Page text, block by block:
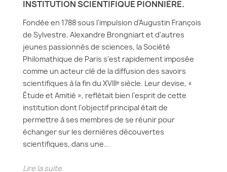
INSTITUTION SCIENTIFIQUE PIONNIÈRE.
Fondée en 1788 sous l'impulsion d'Augustin François
de Sylvestre, Alexandre Brongniart et d'autres
jeunes passionnés de sciences, la Société
Philomathique de Paris s'est rapidement imposée
comme un acteur clé de la diffusion des savoirs
scientifiques à la fin du XVIIIᵉ siècle. Leur devise, «
Étude et Amitié », reflétait bien l'esprit de cette
institution dont l'objectif principal était de
permettre à ses membres de se réunir pour
échanger sur les dernières découvertes
scientifiques, dans une...
Lire la suite